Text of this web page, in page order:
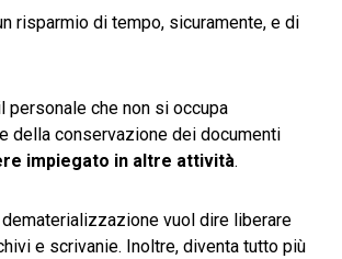
risparmio di tempo, sicuramente, e di
personale che non si occupa
della conservazione dei documenti
impiegato in altre attività.
dematerializzazione vuol dire liberare
e scrivanie. Inoltre, diventa tutto più